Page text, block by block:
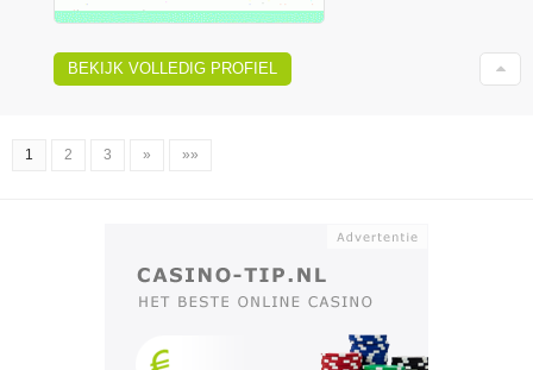
BEKIJK VOLLEDIG PROFIEL
1 2 3 » »»